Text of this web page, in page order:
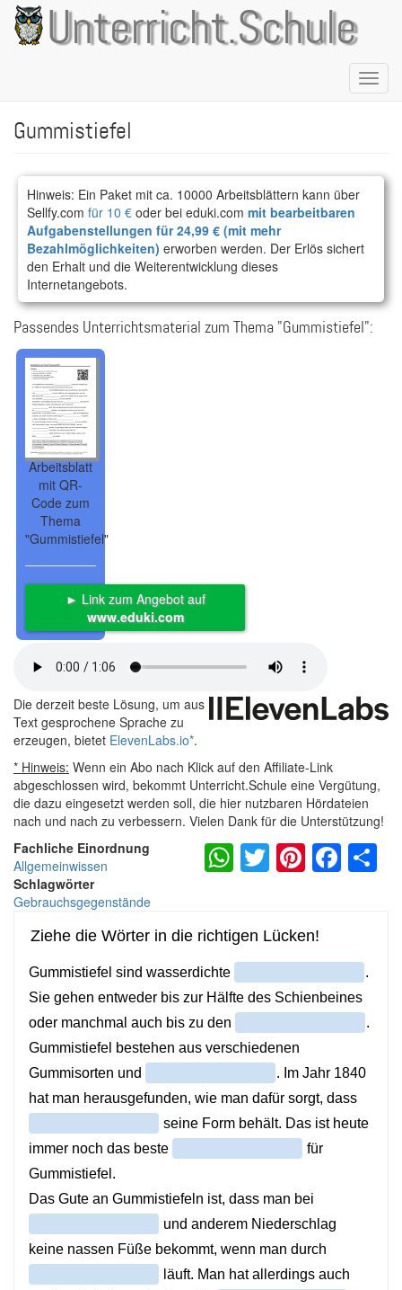
Direkt
zum
Inhalt
Unterricht.Schule
Gummistiefel
Hinweis: Ein Paket mit ca. 10000 Arbeitsblättern kann über
Sellfy.com für 10 € oder bei eduki.com mit bearbeitbaren
Aufgabenstellungen für 24,99 € (mit mehr
Bezahlmöglichkeiten) erworben werden. Der Erlös sichert
den Erhalt und die Weiterentwicklung dieses
Internetangebots.
Passendes Unterrichtsmaterial zum Thema "Gummistiefel":
Arbeitsblatt
mit QR-
Code zum
Thema
"Gummistiefel"
► Link zum Angebot auf
www.eduki.com
Die derzeit beste Lösung, um aus
Text gesprochene Sprache zu
erzeugen, bietet ElevenLabs.io*.
* Hinweis: Wenn ein Abo nach Klick auf den Affiliate-Link
abgeschlossen wird, bekommt Unterricht.Schule eine Vergütung,
die dazu eingesetzt werden soll, die hier nutzbaren Hördateien
nach und nach zu verbessern. Vielen Dank für die Unterstützung!
Fachliche Einordnung
Allgemeinwissen
Schlagwörter
Gebrauchsgegenstände
WhatsApp
Twitter